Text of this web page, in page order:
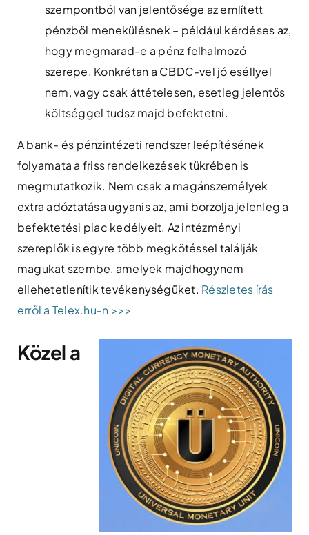
szempontból van jelentősége az említett
pénzből menekülésnek – például kérdéses az,
hogy megmarad-e a pénz felhalmozó
szerepe. Konkrétan a CBDC-vel jó eséllyel
nem, vagy csak áttételesen, esetleg jelentős
költséggel tudsz majd befektetni.
A bank- és pénzintézeti rendszer leépítésének
folyamata a friss rendelkezések tükrében is
megmutatkozik. Nem csak a magánszemélyek
extra adóztatása ugyanis az, ami borzolja jelenleg a
befektetési piac kedélyeit. Az intézményi
szereplők is egyre több megkötéssel találják
magukat szembe, amelyek majdhogynem
ellehetetlenítik tevékenységüket. Részletes írás
erről a Telex.hu-n >>>
Közel a